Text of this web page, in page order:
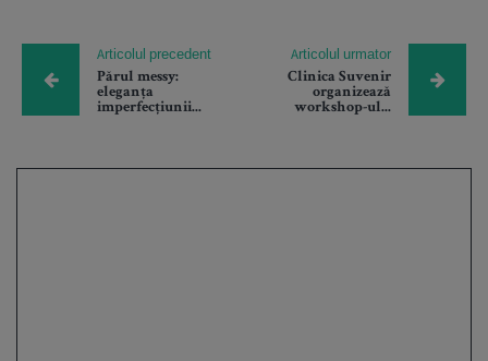
Articolul precedent
Părul messy:
eleganța
imperfecțiunii...
Articolul urmator
Clinica Suvenir
organizează
workshop-ul...